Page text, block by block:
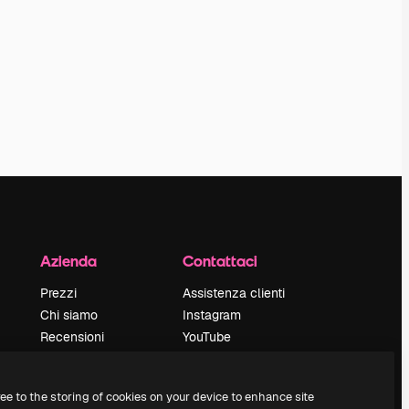
Azienda
Prezzi
Chi siamo
Recensioni
Blog
Contattaci
Assistenza clienti
Instagram
YouTube
Discord
to the storing of cookies on your device to enhance site